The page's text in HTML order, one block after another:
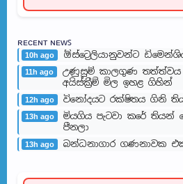
ʀᴇᴄᴇɴᴛ ɴᴇᴡꜱ
10h ago ඕස්ට්‍රෙලියානුවන්ට
11h ago
උණුසුම් කාලගුණ තත්ත්වය
අයිස්ක්‍රීම් මිල ඉහළ ගිහින්
12h ago විනෝදයට රක්ෂිතය ගිනි
13h ago
මියගිය පැටවා කරේ
පීනලා
13h ago බන්ධනාගාර ගණනාවක